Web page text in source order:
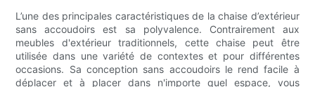
L’une des principales caractéristiques de la chaise d’extérieur
sans accoudoirs est sa polyvalence. Contrairement aux
meubles d'extérieur traditionnels, cette chaise peut être
utilisée dans une variété de contextes et pour différentes
occasions. Sa conception sans accoudoirs le rend facile à
déplacer et à placer dans n'importe quel espace, vous